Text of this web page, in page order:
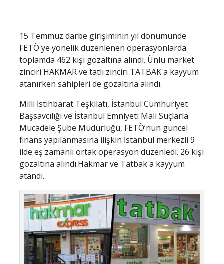
15 Temmuz darbe girişiminin yıl dönümünde
FETÖ'ye yönelik düzenlenen operasyonlarda
toplamda 462 kişi gözaltına alındı. Ünlü market
zinciri HAKMAR ve tatlı zinciri TATBAK'a kayyum
atanırken sahipleri de gözaltına alındı.
Milli İstihbarat Teşkilatı, İstanbul Cumhuriyet
Başsavcılığı ve İstanbul Emniyeti Mali Suçlarla
Mücadele Şube Müdürlüğü, FETÖ’nün güncel
finans yapılanmasına ilişkin İstanbul merkezli 9
ilde eş zamanlı ortak operasyon düzenledi. 26 kişi
gözaltına alındı.Hakmar ve Tatbak'a kayyum
atandı.